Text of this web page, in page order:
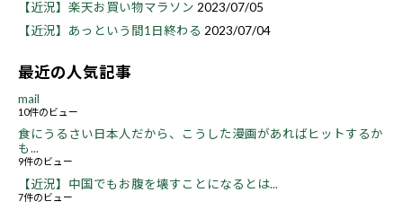
【近況】楽天お買い物マラソン 2023/07/05
【近況】あっという間1日終わる 2023/07/04
最近の人気記事
mail
10件のビュー
食にうるさい日本人だから、こうした漫画があればヒットするか
も...
9件のビュー
【近況】中国でもお腹を壊すことになるとは...
7件のビュー